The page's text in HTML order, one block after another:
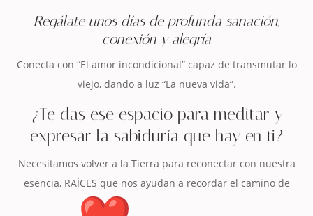
Regálate unos días de profunda sanación,
conexión y alegría
Conecta con “El amor incondicional” capaz de transmutar lo
viejo, dando a luz “La nueva vida”.
¿Te das ese espacio para meditar y
expresar la sabiduría que hay en ti?
Necesitamos volver a la Tierra para reconectar con nuestra
esencia, RAÍCES que nos ayudan a recordar el camino de